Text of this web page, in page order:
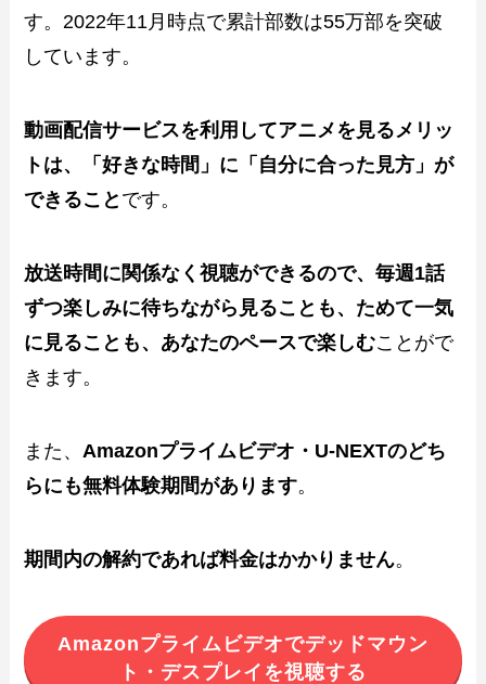
す。2022年11月時点で累計部数は55万部を突破
しています。
動画配信サービスを利用してアニメを見るメリッ
トは、「好きな時間」に「自分に合った見方」が
できること です。
放送時間に関係なく視聴ができるので、毎週1話
ずつ楽しみに待ちながら見ることも、ためて一気
に見ることも、あなたのペースで楽しむことがで
きます。
また、 Amazonプライムビデオ・U-NEXTのどち
らにも無料体験期間があります。
期間内の解約であれば料金はかかりません。
Amazonプライムビデオでデッドマウン
ト・デスプレイを視聴する